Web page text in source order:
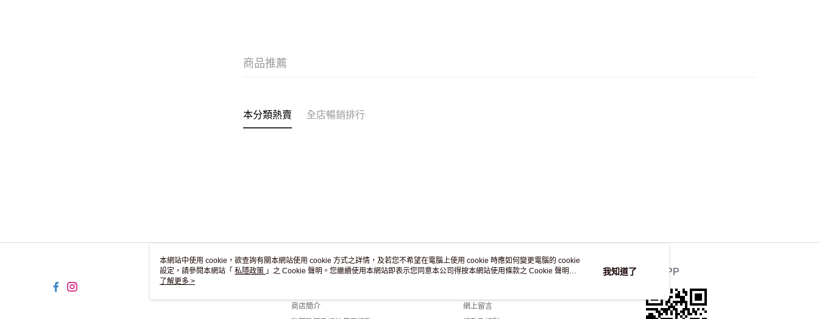
商品推薦
本分類熱賣 全店暢銷排行
關於我們
商店簡介
客戶服務
網上留言
官方APP
本網站中使用 cookie，欲查詢有關本網站使用 cookie 方式之詳情，及若您不希望在電腦上使用 cookie 時應如何變更電腦的 cookie
設定，請參閱本網站「 私隱政策 」之 Cookie 聲明。您繼續使用本網站即表示您同意本公司得按本網站使用條款之 Cookie 聲明使
用 cookie。
了解更多 >
我知道了